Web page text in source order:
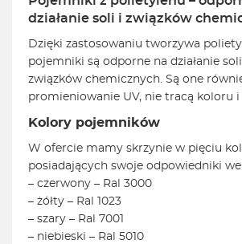
działanie soli i związków
Dzięki zastosowaniu tworzywa
pojemniki są odporne na działanie
związków chemicznych. Są one
promieniowanie UV, nie tracą koloru i
Kolory pojemników
W ofercie mamy skrzynie w pięciu
posiadających swoje odpowiedniki
– czerwony – Ral 3000
– żółty – Ral 1023
– szary – Ral 7001
– niebieski – Ral 5010